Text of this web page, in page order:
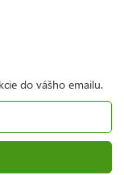
do vášho emailu.